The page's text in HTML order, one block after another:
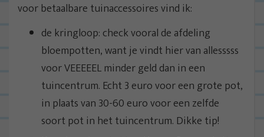
voor betaalbare tuinaccessoires vind ik:
de kringloop: check vooral de afdeling
bloempotten, want je vindt hier van allesssss
voor VEEEEEL minder geld dan in een
tuincentrum. Echt 3 euro voor een grote pot,
in plaats van 30-60 euro voor een zelfde
soort pot in het tuincentrum. Dikke tip!